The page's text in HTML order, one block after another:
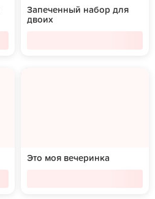
Запеченный набор для
двоих
Это моя вечеринка